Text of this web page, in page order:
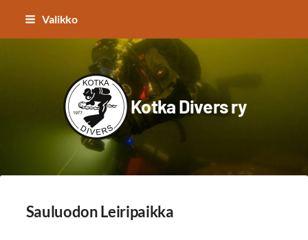
Siirry
Valikko
Kotka Divers ry
Sauluodon Leiripaikka